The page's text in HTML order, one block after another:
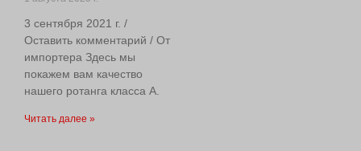
3 сентября 2021 г. /
Оставить комментарий / От
импортера Здесь мы
покажем вам качество
нашего ротанга класса А.
Читать далее »